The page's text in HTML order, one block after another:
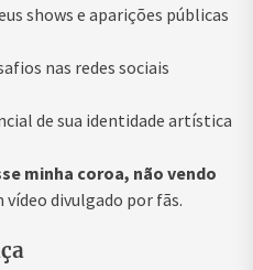
shows e aparições públicas
nas redes sociais
de sua identidade artística
minha coroa, não vendo
divulgado por fãs.